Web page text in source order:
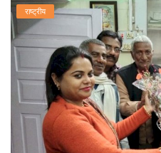
राष्ट्रीय